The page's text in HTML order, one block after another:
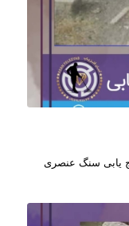
یابی سنگ عنصری